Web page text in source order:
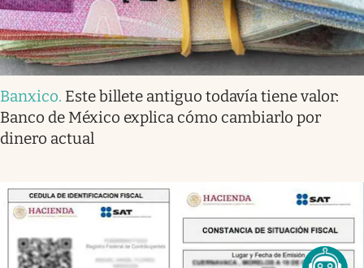
Banxico. Este billete antiguo todavía tiene valor:
Banco de México explica cómo cambiarlo por
dinero actual